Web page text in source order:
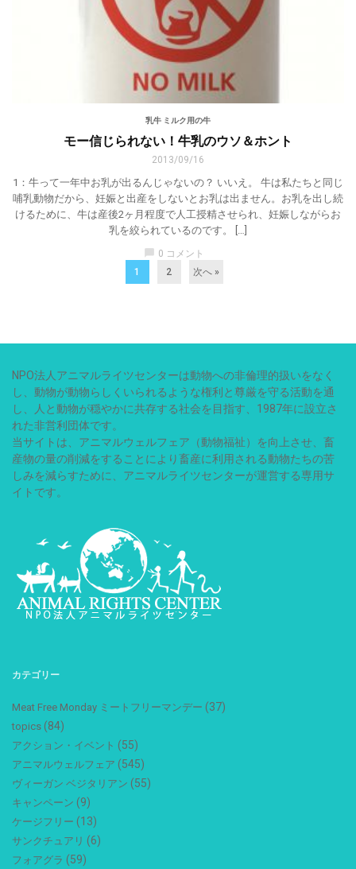
乳牛 ミルク用の牛
モー信じられない！牛乳のウソ＆ホント
2013/09/16
1：牛って一年中お乳が出るんじゃないの？ いいえ。 牛は私たちと同じ
哺乳動物だから、妊娠と出産をしないとお乳は出ません。お乳を出し続
けるために、牛は産後2ヶ月程度で人工授精させられ、妊娠しながらお
乳を絞られているのです。 […]
chat_bubble 0 コメント
1
2 次へ »
NPO法人アニマルライツセンターは動物への非倫理的扱いをなく
し、動物が動物らしくいられるような権利と尊厳を守る活動を通
し、人と動物が穏やかに共存する社会を目指す、1987年に設立さ
れた非営利団体です。
当サイトは、アニマルウェルフェア（動物福祉）を向上させ、畜
産物の量の削減をすることにより畜産に利用される動物たちの苦
しみを減らすために、アニマルライツセンターが運営する専用サ
イトです。
カテゴリー
Meat Free Monday ミートフリーマンデー (37)
topics (84)
アクション・イベント (55)
アニマルウェルフェア (545)
ヴィーガン ベジタリアン (55)
キャンペーン (9)
ケージフリー (13)
サンクチュアリ (6)
フォアグラ (59)